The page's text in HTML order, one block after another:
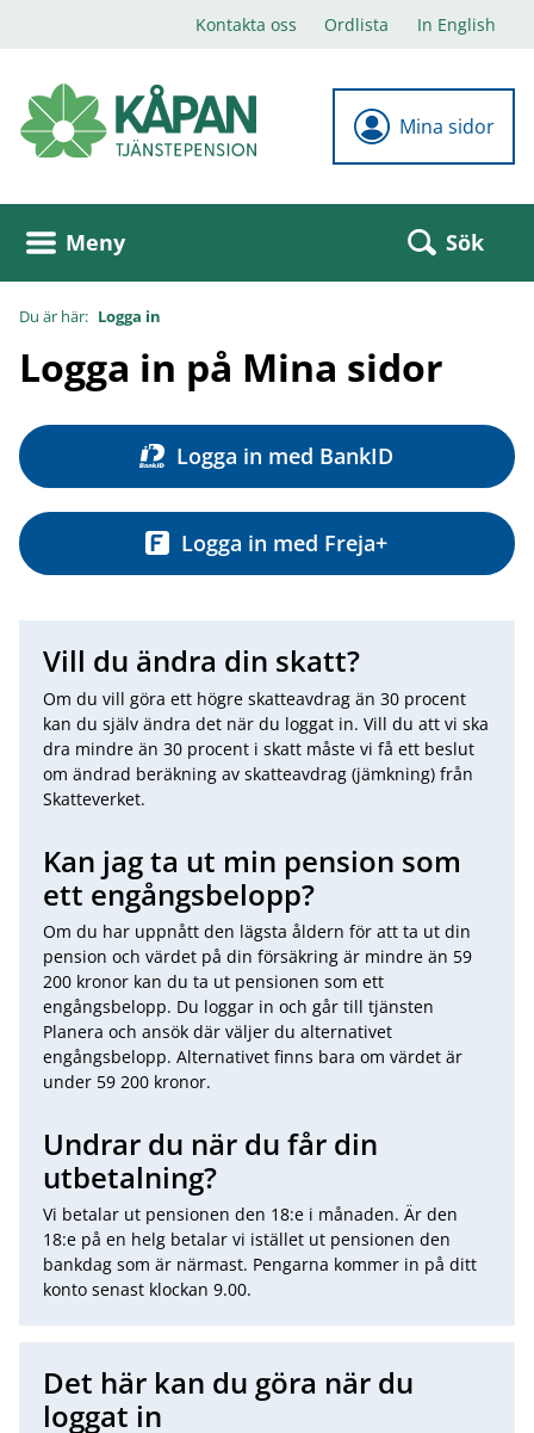
Kontakta oss Ordlista In English
Mina sidor
Meny Sök
Du är här: Logga in
Logga in på Mina sidor
Logga in med BankID
Logga in med Freja+
Vill du ändra din skatt?
Om du vill göra ett högre skatteavdrag än 30 procent
kan du själv ändra det när du loggat in. Vill du att vi ska
dra mindre än 30 procent i skatt måste vi få ett beslut
om ändrad beräkning av skatteavdrag (jämkning) från
Skatteverket.
Kan jag ta ut min pension som
ett engångsbelopp?
Om du har uppnått den lägsta åldern för att ta ut din
pension och värdet på din försäkring är mindre än 59
200 kronor kan du ta ut pensionen som ett
engångsbelopp. Du loggar in och går till tjänsten
Planera och ansök där väljer du alternativet
engångsbelopp. Alternativet finns bara om värdet är
under 59 200 kronor.
Undrar du när du får din
utbetalning?
Vi betalar ut pensionen den 18:e i månaden. Är den
18:e på en helg betalar vi istället ut pensionen den
bankdag som är närmast. Pengarna kommer in på ditt
konto senast klockan 9.00.
Det här kan du göra när du
loggat in